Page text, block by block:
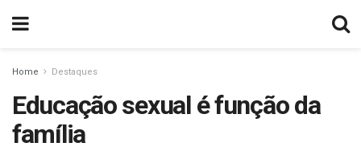
Home Destaques
Educação sexual é função da
família